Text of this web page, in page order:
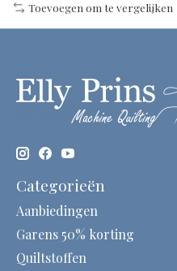
Toevoegen om te vergelijken
Categorieën
Aanbiedingen
Garens 50% korting
Quiltstoffen